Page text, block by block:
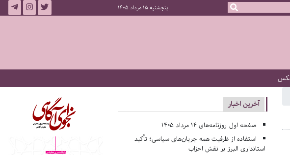
پنجشنبه 15 مرداد 1405
آخرین اخبار
صفحه اول روزنامه‌های 14 مرداد 1405
استفاده از ظرفیت همه جریان‌های سیاسی؛ تأکید
استانداری البرز بر نقش احزاب